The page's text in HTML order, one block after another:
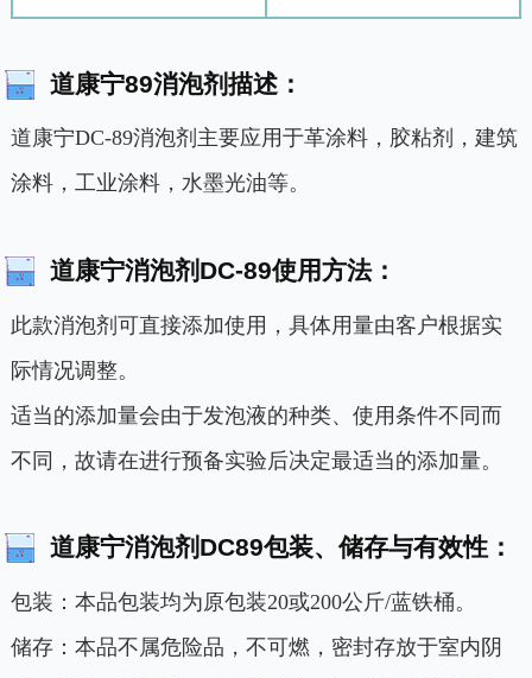
道康宁89消泡剂描述：
道康宁DC-89消泡剂主要应用于革涂料，胶粘剂，建筑
涂料，工业涂料，水墨光油等。
道康宁消泡剂DC-89使用方法：
此款消泡剂可直接添加使用，具体用量由客户根据实
际情况调整。
适当的添加量会由于发泡液的种类、使用条件不同而
不同，故请在进行预备实验后决定最适当的添加量。
道康宁消泡剂DC89包装、储存与有效性：
包装：本品包装均为原包装20或200公斤/蓝铁桶。
储存：本品不属危险品，不可燃，密封存放于室内阴